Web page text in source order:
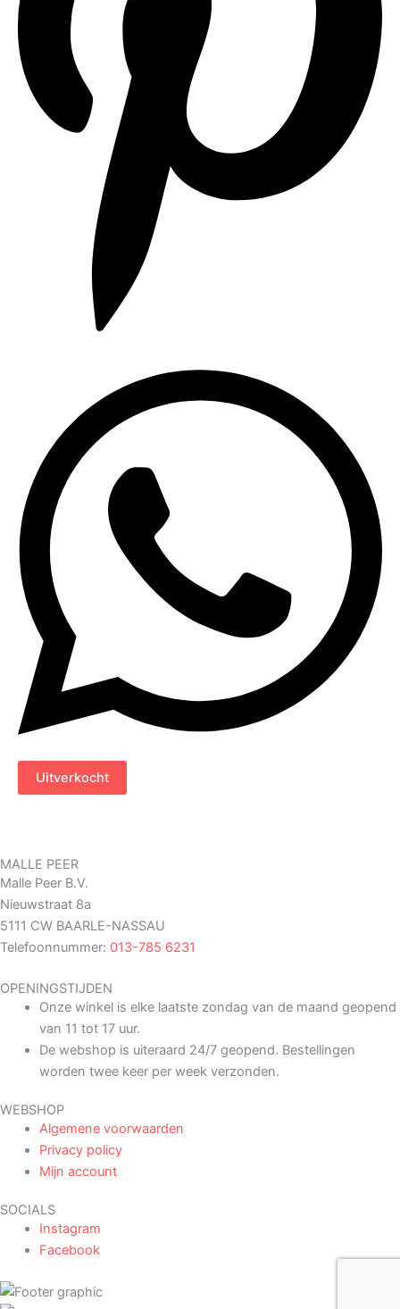
Uitverkocht
MALLE PEER
Malle Peer B.V.
Nieuwstraat 8a
5111 CW BAARLE-NASSAU
Telefoonnummer: 013-785 6231
OPENINGSTIJDEN
Onze winkel is elke laatste zondag van de maand geopend
van 11 tot 17 uur.
De webshop is uiteraard 24/7 geopend. Bestellingen
worden twee keer per week verzonden.
WEBSHOP
Algemene voorwaarden
Privacy policy
Mijn account
SOCIALS
Instagram
Facebook